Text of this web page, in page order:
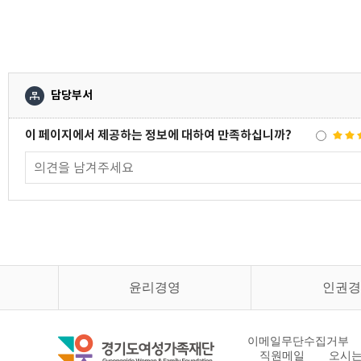
담당부서
이 페이지에서 제공하는 정보에 대하여 만족하십니까?
윤리경영 인권
이메일무단수집거부
직원메일
오시